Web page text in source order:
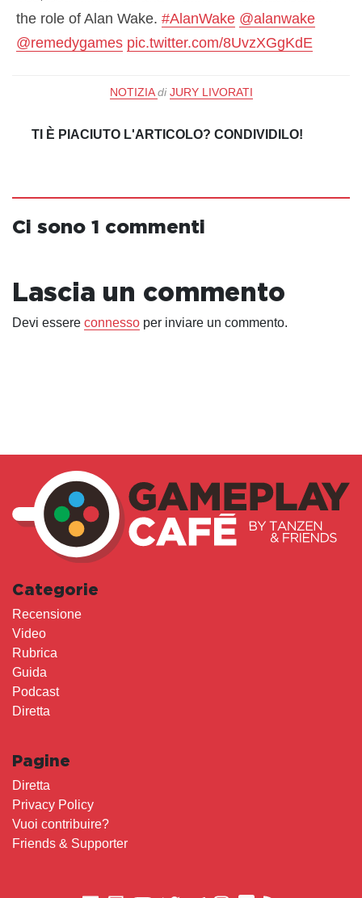
the role of Alan Wake. #AlanWake @alanwake
@remedygames pic.twitter.com/8UvzXGgKdE
NOTIZIA di JURY LIVORATI
TI È PIACIUTO L'ARTICOLO? CONDIVIDILO!
Ci sono 1 commenti
Lascia un commento
Devi essere connesso per inviare un commento.
Categorie
Recensione
Video
Rubrica
Guida
Podcast
Diretta
Pagine
Diretta
Privacy Policy
Vuoi contribuire?
Friends & Supporter